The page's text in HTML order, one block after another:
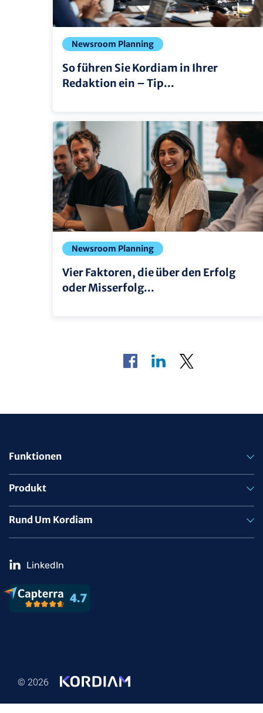
Newsroom Planning
So führen Sie Kordiam in Ihrer
Redaktion ein – Tip...
Newsroom Planning
Vier Faktoren, die über den Erfolg
oder Misserfolg...
Funktionen
Produkt
Rund Um Kordiam
LinkedIn
© 2026